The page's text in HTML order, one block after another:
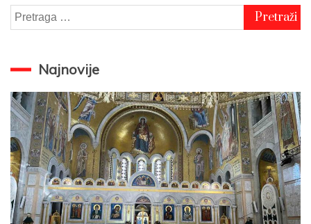
Pretraga
za:
Najnovije